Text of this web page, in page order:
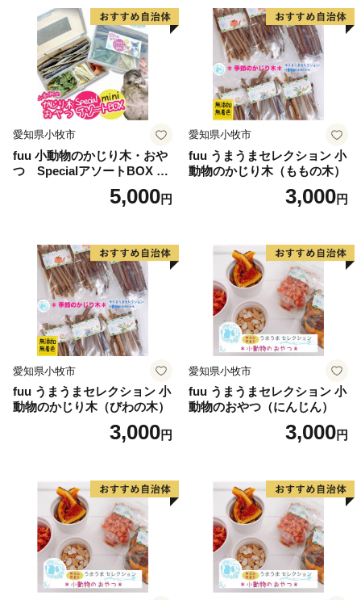
＼群馬県が目指すビジョン／
群馬県では、2040年に目指す姿である
「年齢や性別、国籍、障害の有無等にかかわらず、すべ
ての県民が、誰一人取り残されることなく、自ら思い描
く人生を生き、幸福を実感できる自立分散型の社会」の
実現に向け、デジタルトランスフォーメーションや教育
イノベーション推進等の施策を展開しています。
群馬県が目指すビジョンの達成や群馬県の美しい自然・
ふるさと納税」を通じ応援いただけますと幸いです。
愛知県小牧市
fuu 小動物のかじり木・おや
つ SpecialアソートBOX mi
5,000円
愛知県小牧市
fuu うまうまセレクション 小
動物のかじり木（ももの木）
3,000円
愛知県小牧市
fuu うまうまセレクション 小
動物のかじり木（びわの木）
3,000円
愛知県小牧市
fuu うまうまセレクション 小
動物のおやつ（にんじん）
3,000円